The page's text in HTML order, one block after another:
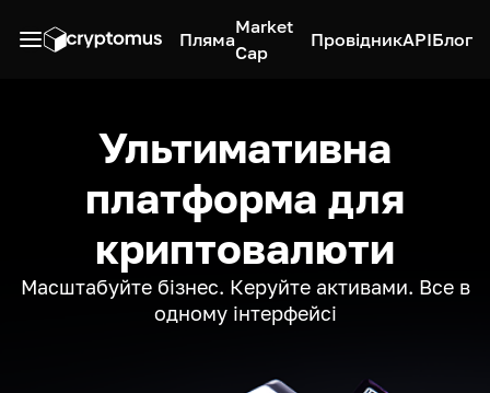
Пляма
Market
Cap
ПровідникAPIБлог
Ультимативна
платформа для
криптовалюти
Масштабуйте бізнес. Керуйте активами. Все в
одному інтерфейсі